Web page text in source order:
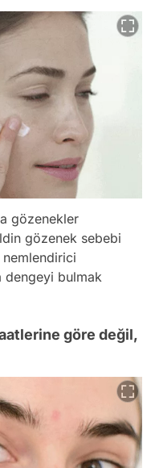
gözenekler
gözenek sebebi
dengeyi bulmak
göre değil,